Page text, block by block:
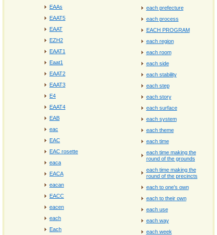
EAAs
EAAT5
EAAT
EZH2
EAAT1
Eaat1
EAAT2
EAAT3
E4
EAAT4
EAB
eac
EAC
EAC rosette
eaca
EACA
eacan
EACC
eacen
each
Each
each prefecture
each process
EACH PROGRAM
each region
each room
each side
each stability
each step
each story
each surface
each system
each theme
each time
each time making the
round of the grounds
each time making the
round of the precincts
each to one's own
each to their own
each use
each way
each week